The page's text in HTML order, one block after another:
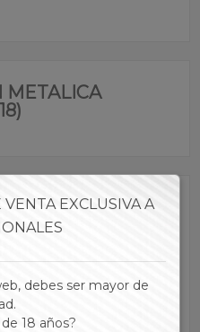
METALICA
EXCLUSIVA A
debes ser mayor de
18 años?